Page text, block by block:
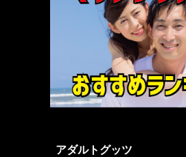
アダルトグッツ